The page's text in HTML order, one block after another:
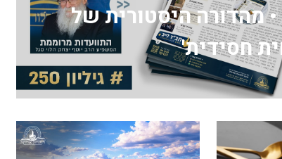
250! • מהדורה היסטורית של
חסידית'